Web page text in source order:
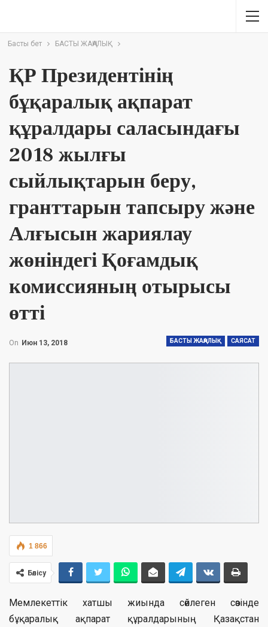
Басты бет БАСТЫ ЖАҢАЛЫҚ
ҚР Президентінің
бұқаралық ақпарат
құралдары саласындағы
2018 жылғы
сыйлықтарын беру,
гранттарын тапсыру және
Алғысын жариялау
жөніндегі Қоғамдық
комиссияның отырысы
өтті
БАСТЫ ЖАҢАЛЫҚ САЯСАТ
On Июн 13, 2018
1 866
Бөлісу
Мемлекеттік хатшы жиында сөйлеген сөзінде
бұқаралық ақпарат құралдарының Қазақстан